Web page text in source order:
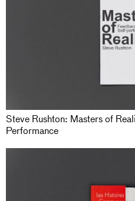
Steve Rushton: Masters of
Performance